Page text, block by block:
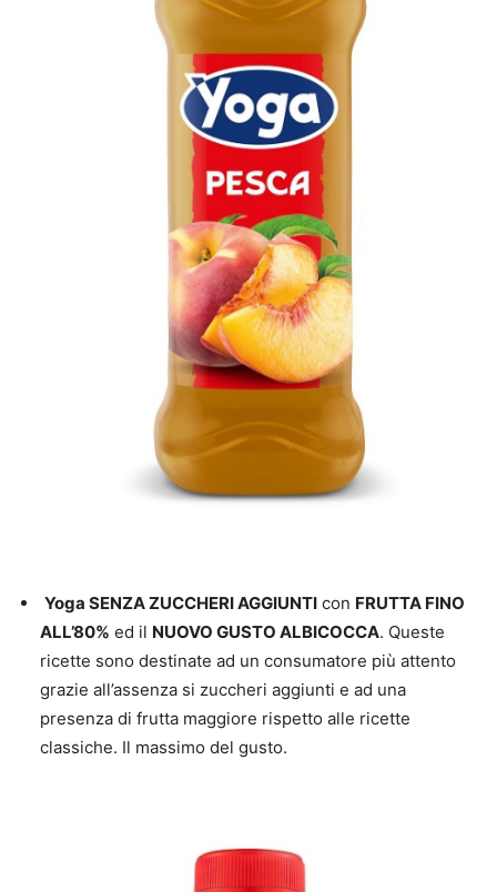
Yoga SENZA ZUCCHERI AGGIUNTI con FRUTTA FINO
ALL’80% ed il NUOVO GUSTO ALBICOCCA. Queste
ricette sono destinate ad un consumatore più attento
grazie all’assenza si zuccheri aggiunti e ad una
presenza di frutta maggiore rispetto alle ricette
classiche. Il massimo del gusto.